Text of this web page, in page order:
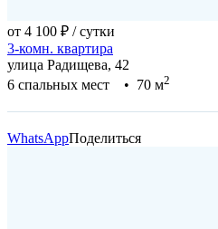
от 4 100 ₽ / сутки
3-комн. квартира
улица Радищева, 42
6 спальных мест • 70 м2
WhatsAppПоделиться